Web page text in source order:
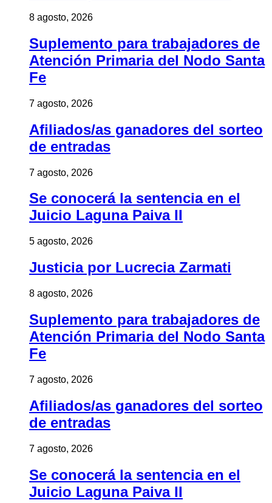
8 agosto, 2026
Suplemento para trabajadores de
Atención Primaria del Nodo Santa
Fe
7 agosto, 2026
Afiliados/as ganadores del sorteo
de entradas
7 agosto, 2026
Se conocerá la sentencia en el
Juicio Laguna Paiva II
5 agosto, 2026
Justicia por Lucrecia Zarmati
8 agosto, 2026
Suplemento para trabajadores de
Atención Primaria del Nodo Santa
Fe
7 agosto, 2026
Afiliados/as ganadores del sorteo
de entradas
7 agosto, 2026
Se conocerá la sentencia en el
Juicio Laguna Paiva II